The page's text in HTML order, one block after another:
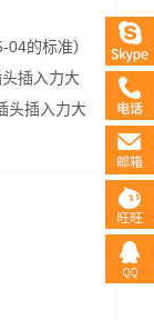
的标准）
插入力大
头插入力大